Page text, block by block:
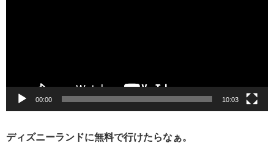
00:00 10:03
ディズニーランドに無料で行けたらなぁ。